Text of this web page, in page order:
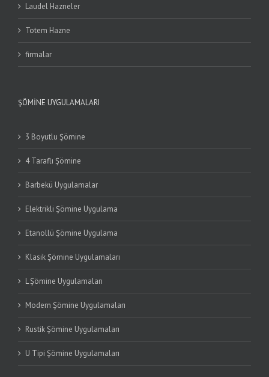
Laudel Hazneler
Totem Hazne
firmalar
ŞÖMINE UYGULAMALARI
3 Boyutlu Şömine
4 Taraflı Şömine
Barbekü Uygulamalar
Elektrikli Şömine Uygulama
Etanollü Şömine Uygulama
Klasik Şömine Uygulamaları
L Şömine Uygulamaları
Modern Şömine Uygulamaları
Rustik Şömine Uygulamaları
U Tipi Şömine Uygulamaları